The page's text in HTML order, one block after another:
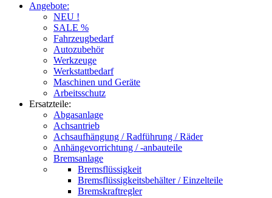
Angebote:
NEU !
SALE %
Fahrzeugbedarf
Autozubehör
Werkzeuge
Werkstattbedarf
Maschinen und Geräte
Arbeitsschutz
Ersatzteile:
Abgasanlage
Achsantrieb
Achsaufhängung / Radführung / Räder
Anhängevorrichtung / -anbauteile
Bremsanlage
Bremsflüssigkeit
Bremsflüssigkeitsbehälter / Einzelteile
Bremskraftregler